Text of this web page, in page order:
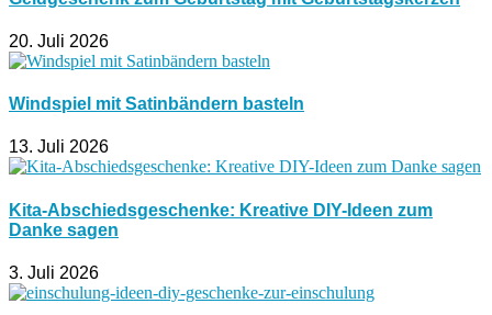
20. Juli 2026
Windspiel mit Satinbändern basteln
13. Juli 2026
Kita-Abschiedsgeschenke: Kreative DIY-Ideen zum
Danke sagen
3. Juli 2026